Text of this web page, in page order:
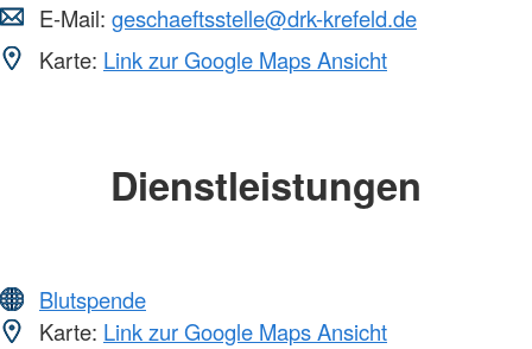
E-Mail: geschaeftsstelle@drk-krefeld.de
Karte: Link zur Google Maps Ansicht
Dienstleistungen
Blutspende
Karte: Link zur Google Maps Ansicht